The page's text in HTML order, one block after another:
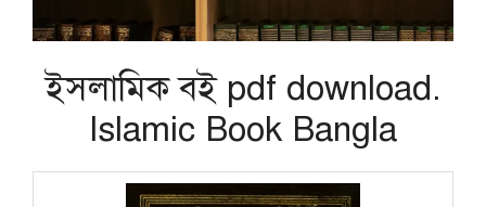
ইসলামিক বই pdf download.
Islamic Book Bangla